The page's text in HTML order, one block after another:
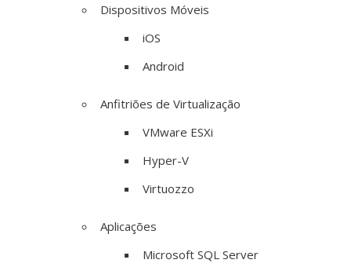
Dispositivos Móveis
iOS
Android
Anfitriões de Virtualização
VMware ESXi
Hyper-V
Virtuozzo
Aplicações
Microsoft SQL Server